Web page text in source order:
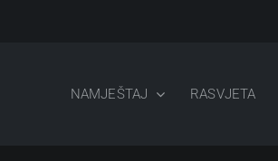
NAMJEŠTAJ RASVJETA